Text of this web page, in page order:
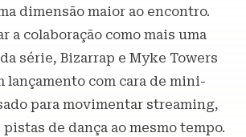
dimensão maior ao encontro.
a colaboração como mais uma
série, Bizarrap e Myke Towers
lançamento com cara de mini-
para movimentar streaming,
de dança ao mesmo tempo.